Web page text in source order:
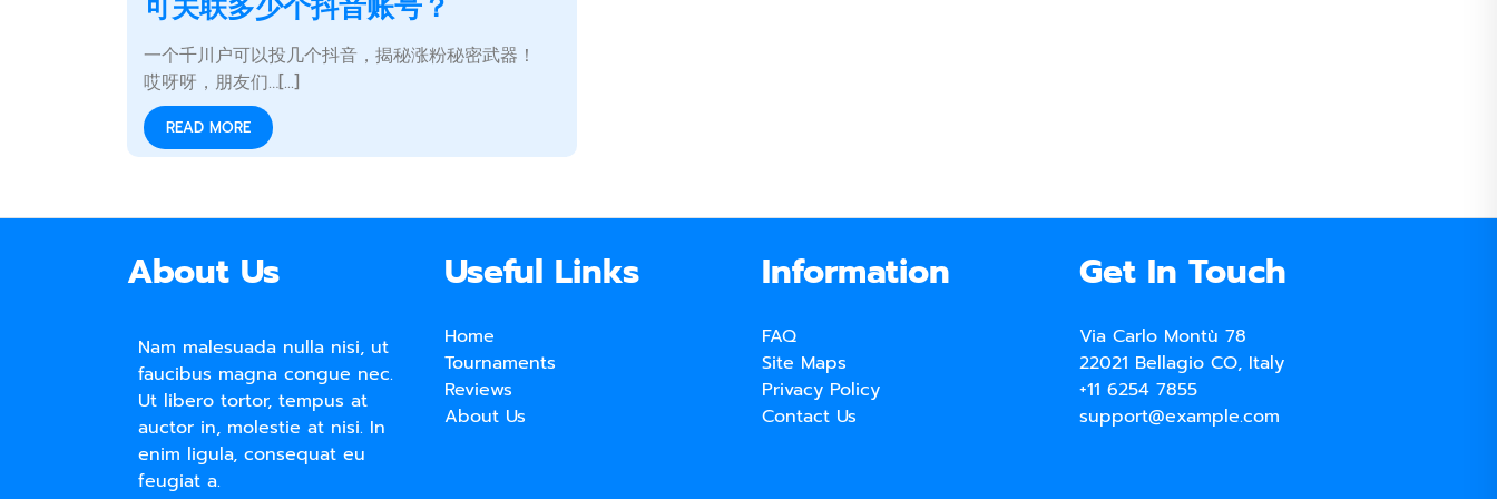
一个千川户可以投几个抖音，揭秘涨粉秘密武器！
哎呀呀，朋友们…[...]
READ MORE
About Us
Nam malesuada nulla nisi, ut
faucibus magna congue nec.
Ut libero tortor, tempus at
auctor in, molestie at nisi. In
enim ligula, consequat eu
feugiat a.
Useful Links
Home
Tournaments
Reviews
About Us
Information
FAQ
Site Maps
Privacy Policy
Contact Us
Get In Touch
Via Carlo Montù 78
22021 Bellagio CO, Italy
+11 6254 7855
support@example.com